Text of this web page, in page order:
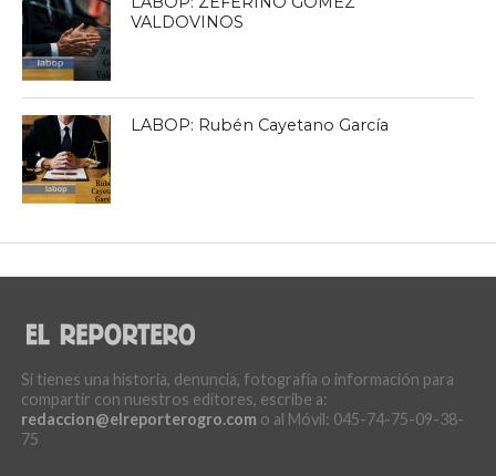
VALDOVINOS
LABOP: Rubén Cayetano García
Si tienes una historia, denuncia, fotografía o información para
compartir con nuestros editores, escribe a:
redaccion@elreporterogro.com o al Móvil: 045-74-75-09-38-
75